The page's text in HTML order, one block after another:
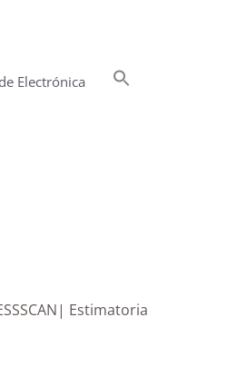
Electrónica
Estimatoria